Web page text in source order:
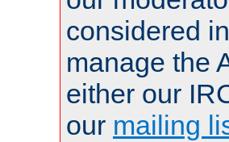
considered
manage the
either our
our mailing